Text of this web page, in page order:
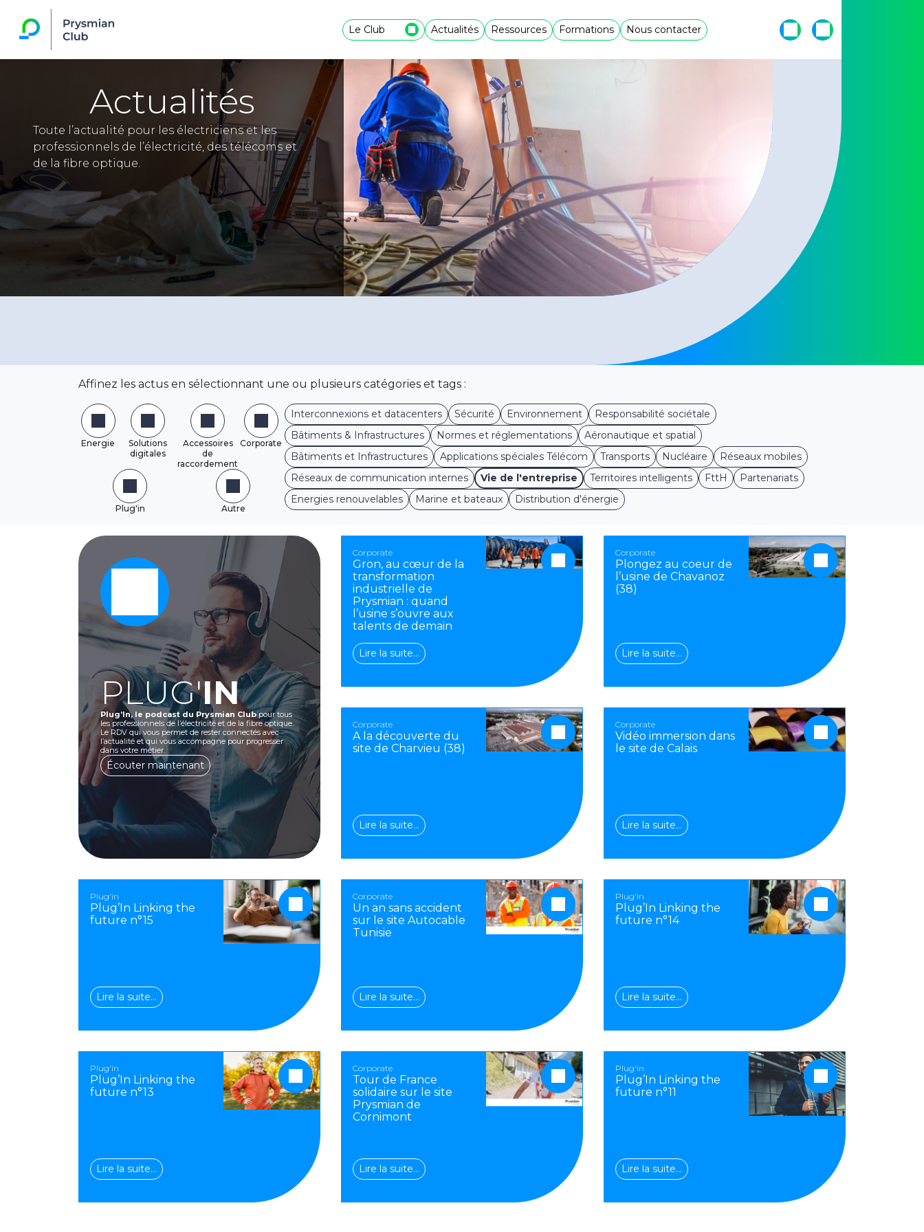
Le Club Actualités Ressources Formations Nous contacter
Actualités
Toute l’actualité pour les électriciens et les
professionnels de l’électricité, des télécoms et
de la fibre optique.
Affinez les actus en sélectionnant une ou plusieurs catégories et tags :
Energie
Solutions
digitales
Accessoires
de
raccordement
Corporate
Plug'in Autre
Interconnexions et datacenters Sécurité Environnement
Responsabilité sociétale
Bâtiments & Infrastructures
Normes et réglementations
Aéronautique et spatial
Bâtiments et Infrastructures
Applications spéciales Télécom Transports Nucléaire
Réseaux mobiles
Réseaux de communication internes
Vie de l'entreprise Territoires intelligents FttH
Partenariats
Energies renouvelables
Marine et bateaux Distribution d'énergie
PLUG'IN
Plug’In, le podcast du Prysmian Club pour tous
les professionnels de l’électricité et de la fibre optique.
Le RDV qui vous permet de rester connectés avec
l’actualité et qui vous accompagne pour progresser
dans votre métier.
Écouter maintenant
Corporate
Gron, au cœur de la
transformation
industrielle de
Prysmian : quand
l’usine s’ouvre aux
talents de demain
Lire la suite…
Corporate
Plongez au coeur de
l’usine de Chavanoz
(38)
Lire la suite…
Corporate
A la découverte du
site de Charvieu (38)
Lire la suite…
Corporate
Vidéo immersion dans
le site de Calais
Lire la suite…
Plug'in
Plug’In Linking the
future n°15
Lire la suite…
Corporate
Un an sans accident
sur le site Autocable
Tunisie
Lire la suite…
Plug'in
Plug’In Linking the
future n°14
Lire la suite…
Plug'in
Plug’In Linking the
future n°13
Lire la suite…
Corporate
Tour de France
solidaire sur le site
Prysmian de
Cornimont
Lire la suite…
Plug'in
Plug’In Linking the
future n°11
Lire la suite…